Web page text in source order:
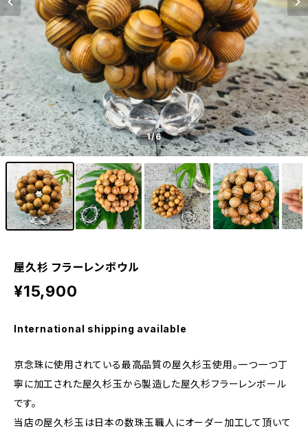
1/6
屋久杉 フラーレンボウル
¥15,900
International shipping available
京念珠に使用されている最高品質の屋久杉玉使用。一つ一つ丁
寧に加工された屋久杉玉から製造した屋久杉フラーレンボール
です。
当店の屋久杉玉は日本の数珠玉職人にオーダー加工して頂いて